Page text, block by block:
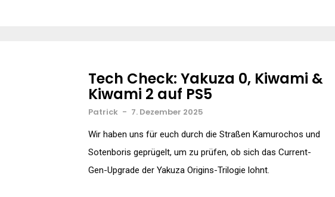
Tech Check: Yakuza 0, Kiwami &
Kiwami 2 auf PS5
Patrick - 7. Dezember 2025
Wir haben uns für euch durch die Straßen Kamurochos und
Sotenboris geprügelt, um zu prüfen, ob sich das Current-
Gen-Upgrade der Yakuza Origins-Trilogie lohnt.